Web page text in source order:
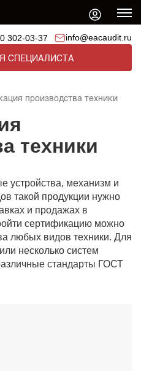
302-03-37 info@eacaudit.ru
СПЕЦИАЛИСТА
производства техники
техники
устройства, механизм и
такой продукции нужно
и продажах в
сертификацию можно
любых видов техники. Для
несколько систем
стандарты ГОСТ